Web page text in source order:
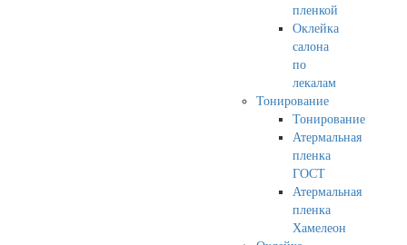
пленкой
Оклейка
салона
по
лекалам
Тонирование
Тонирование
Атермальная
пленка
ГОСТ
Атермальная
пленка
Хамелеон